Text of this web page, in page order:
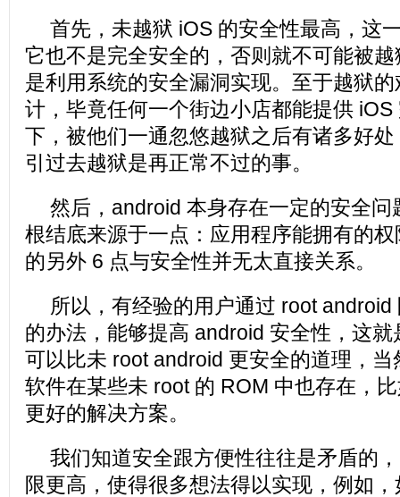
首先，未越狱 iOS 的安全性最高，这
它也不是完全安全的，否则就不可能被
是利用系统的安全漏洞实现。至于越狱
计，毕竟任何一个街边小店都能提供
下，被他们一通忽悠越狱之后有诸多好
引过去越狱是再正常不过的事。
然后，android 本身存在一定的安全
根结底来源于一点：应用程序能拥有的
的另外 6 点与安全性并无太直接关系。
所以，有经验的用户通过 root
的办法，能够提高 android 安全性，这
可以比未 root android 更安全的道理，
软件在某些未 root 的 ROM 中也存在，
更好的解决方案。
我们知道安全跟方便性往往是矛盾的
限更高，使得很多想法得以实现，例如